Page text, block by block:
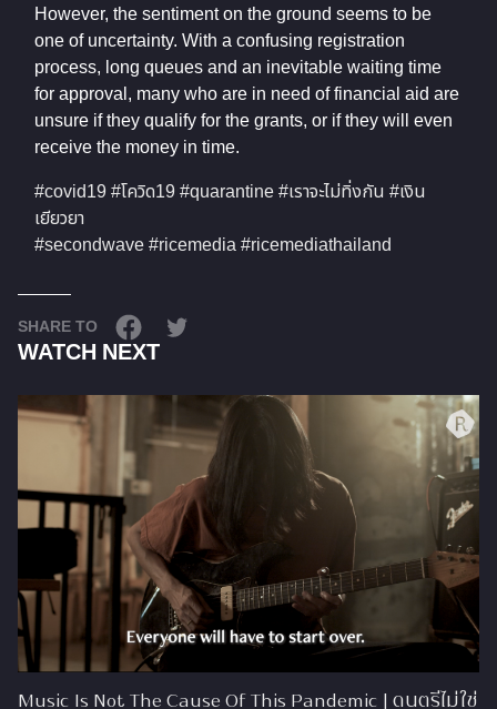
However, the sentiment on the ground seems to be
one of uncertainty. With a confusing registration
process, long queues and an inevitable waiting time
for approval, many who are in need of financial aid are
unsure if they qualify for the grants, or if they will even
receive the money in time.
#covid19#โควิด19#quarantine#เราจะไม่ทิ่งกัน #เงิน
เยียวยา
#secondwave#ricemedia#ricemediathailand
SHARE TO
WATCH NEXT
Music Is Not The Cause Of This Pandemic | ดนตรีไม่ใช่